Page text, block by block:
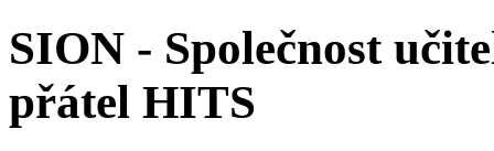
SION - Společnost
přátel HITS